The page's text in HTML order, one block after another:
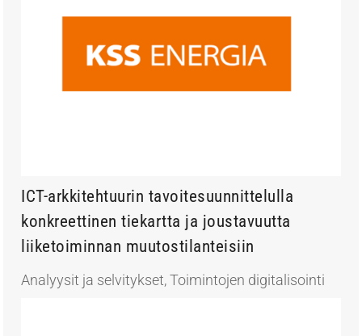
ICT-arkkitehtuurin tavoitesuunnittelulla
konkreettinen tiekartta ja joustavuutta
liiketoiminnan muutostilanteisiin
Analyysit ja selvitykset,Toimintojen digitalisointi